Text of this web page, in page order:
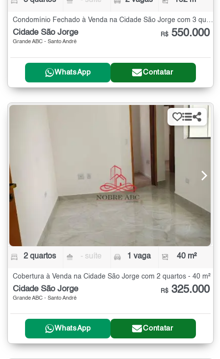
Condomínio Fechado à Venda na Cidade São Jorge com 3 quartos - 152 m²
Cidade São Jorge
Grande ABC - Santo André
R$ 550.000
WhatsApp Contatar
2 quartos - suíte 1 vaga 40 m²
Cobertura à Venda na Cidade São Jorge com 2 quartos - 40 m²
Cidade São Jorge
Grande ABC - Santo André
R$ 325.000
WhatsApp Contatar